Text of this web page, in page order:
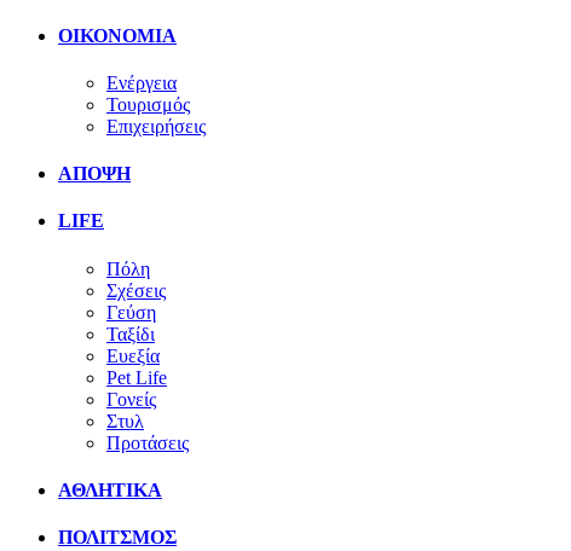
ΟΙΚΟΝΟΜΙΑ
Ενέργεια
Τουρισμός
Επιχειρήσεις
ΑΠΟΨΗ
LIFE
Πόλη
Σχέσεις
Γεύση
Ταξίδι
Ευεξία
Pet Life
Γονείς
Στυλ
Προτάσεις
ΑΘΛΗΤΙΚΑ
ΠΟΛΙΤΣΜΟΣ